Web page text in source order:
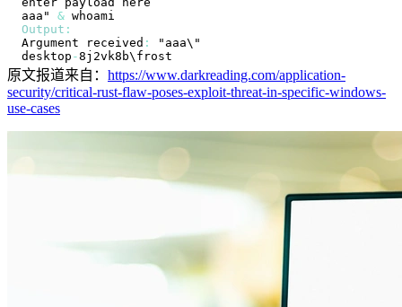
aaa" &
Output :
Argument received :
desktop -
原文报道来自： https://www.darkreading.com/application-
security/critical-rust-flaw-poses-exploit-threat-in-specific-windows-
use-cases